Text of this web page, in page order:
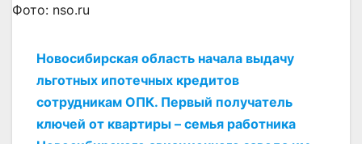
Фото: nso.ru
Новосибирская область начала выдачу
льготных ипотечных кредитов
сотрудникам ОПК. Первый получатель
ключей от квартиры – семья работника